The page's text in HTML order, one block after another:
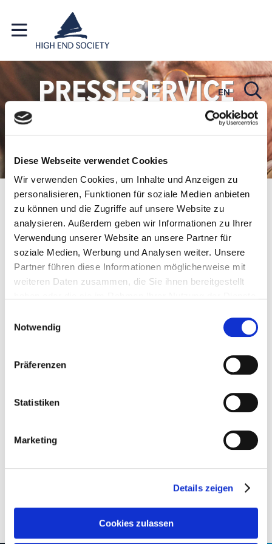
Diese Webseite verwendet Cookies
Wir verwenden Cookies, um Inhalte und Anzeigen zu
personalisieren, Funktionen für soziale Medien anbieten
zu können und die Zugriffe auf unsere Website zu
analysieren. Außerdem geben wir Informationen zu Ihrer
Verwendung unserer Website an unsere Partner für
soziale Medien, Werbung und Analysen weiter. Unsere
Partner führen diese Informationen möglicherweise mit
weiteren Daten zusammen, die Sie ihnen bereitgestellt
Notwendig
Präferenzen
Statistiken
Marketing
Details zeigen
Cookies zulassen
EN
PRESSESERVICE
SERVICE FÜR JOURNALISTEN
UND MEDIENVERTRETER
Presse Pressekontakt
PRESSEKONTAKT
Claudia Kazner
Communications and PR Manager